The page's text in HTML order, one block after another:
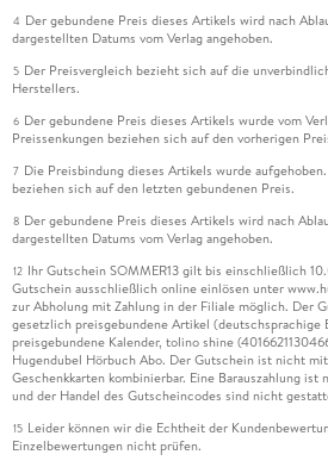
4 Der gebundene Preis dieses Artikels wird nach
dargestellten Datums vom Verlag angehoben.
5 Der Preisvergleich bezieht sich auf die
Herstellers.
6 Der gebundene Preis dieses Artikels wurde vom
Preissenkungen beziehen sich auf den vorherigen
7 Die Preisbindung dieses Artikels wurde
beziehen sich auf den letzten gebundenen Preis.
8 Der gebundene Preis dieses Artikels wird nach
dargestellten Datums vom Verlag angehoben.
12 Ihr Gutschein SOMMER13 gilt bis einschließlich
Gutschein ausschließlich online einlösen unter
zur Abholung mit Zahlung in der Filiale möglich. Der
gesetzlich preisgebundene Artikel (deutschsprachige
preisgebundene Kalender, tolino shine
Hugendubel Hörbuch Abo. Der Gutschein ist nicht
Geschenkkarten kombinierbar. Eine Barauszahlung
und der Handel des Gutscheincodes sind nicht
15 Leider können wir die Echtheit der
Einzelbewertungen nicht prüfen.